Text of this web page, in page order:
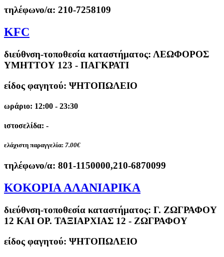
τηλέφωνο/α: 210-7258109
KFC
διεύθνση-τοποθεσία καταστήματος: ΛΕΩΦΟΡΟΣ
ΥΜΗΤΤΟΥ 123 - ΠΑΓΚΡΑΤΙ
είδος φαγητού: ΨΗΤΟΠΩΛΕΙΟ
ωράριο: 12:00 - 23:30
ιστοσελίδα: -
ελάχιστη παραγγελία: 7.00€
τηλέφωνο/α: 801-1150000,210-6870099
ΚΟΚΟΡΙΑ ΑΛΑΝΙΑΡΙΚΑ
διεύθνση-τοποθεσία καταστήματος: Γ. ΖΩΓΡΑΦΟΥ
12 ΚΑΙ ΟΡ. ΤΑΞΙΑΡΧΙΑΣ 12 - ΖΩΓΡΑΦΟΥ
είδος φαγητού: ΨΗΤΟΠΩΛΕΙΟ